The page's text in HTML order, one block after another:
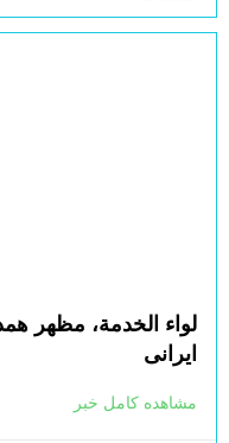
لواء الخدمة، مظهر
ایرانی
مشاهده کامل خبر